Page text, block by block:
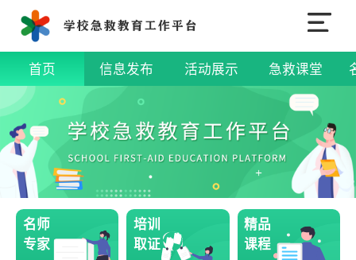
首页 信息发布 活动展示 急救课堂
名师
专家
培训
取证
精品
课程